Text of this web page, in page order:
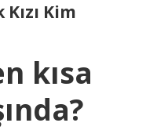
Kim
kısa